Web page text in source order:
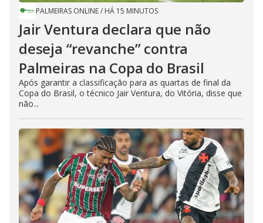
PALMEIRAS ONLINE/ HÁ 15 MINUTOS
Jair Ventura declara que não
deseja “revanche” contra
Palmeiras na Copa do Brasil
Após garantir a classificação para as quartas de final da
Copa do Brasil, o técnico Jair Ventura, do Vitória, disse que
não...